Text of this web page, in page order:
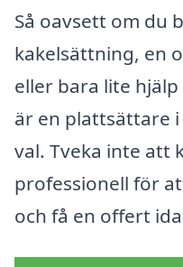
Så oavsett om du
kakelsättning, en
eller bara lite
är en plattsättare
val. Tveka inte att
professionell för
och få en offert